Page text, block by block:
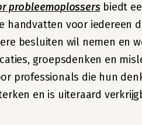
probleemoplossersbiedt
handvatten voor iedereen
besluiten wil nemen en
groepsdenken en
professionals die hun
en is uiteraard